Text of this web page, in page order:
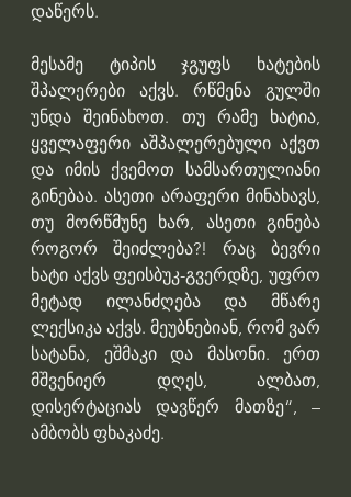
დაწერს.
მესამე ტიპის ჯგუფს ხატების
შპალერები აქვს. რწმენა გულში
უნდა შეინახოთ. თუ რამე ხატია,
ყველაფერი აშპალერებული აქვთ
და იმის ქვემოთ სამსართულიანი
გინებაა. ასეთი არაფერი მინახავს,
თუ მორწმუნე ხარ, ასეთი გინება
როგორ შეიძლება?! რაც ბევრი
ხატი აქვს ფეისბუკ-გვერდზე, უფრო
მეტად ილანძღება და მწარე
ლექსიკა აქვს. მეუბნებიან, რომ ვარ
სატანა, ეშმაკი და მასონი. ერთ
მშვენიერ დღეს, ალბათ,
დისერტაციას დავწერ მათზე“, –
ამბობს ფხაკაძე.